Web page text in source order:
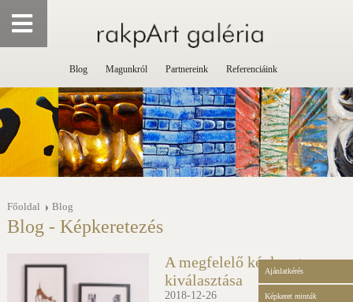
Blog Magunkról Partnereink Referenciáink
Ajánlatkérés
Képkeret minták
Főoldal Blog
Blog - Képkeretezés
A megfelelő képkeret
kiválasztása
2018-12-26